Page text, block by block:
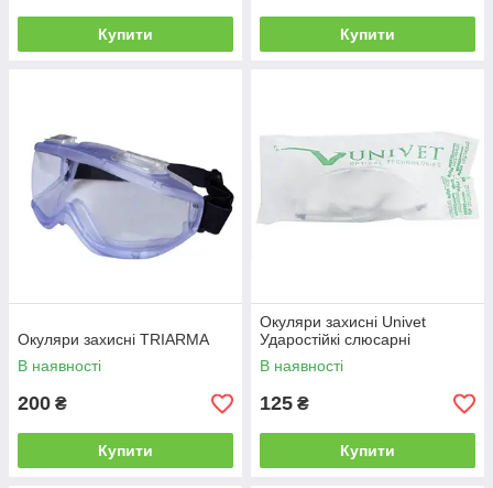
Купити Купити
Окуляри захисні TRIARMA
В наявності
200 ₴
Купити
Окуляри захисні Univet
Ударостійкі слюсарні
В наявності
125 ₴
Купити